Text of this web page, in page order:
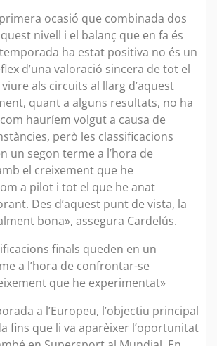
ocasió que combinada dos
nivell i el balanç que en fa és
ha estat positiva no és un
d’una valoració sincera de tot el
als circuits al llarg d’aquest
quant a alguns resultats, no ha
hauríem volgut a causa de
però les classificacions
un segon terme a l’hora de
el creixement que he
a pilot i tot el que he anat
Des d’aquest punt de vista, la
bona», assegura Cardelús.
finals queden en un
a l’hora de confrontar-se
que he experimentat»
a l’Europeu, l’objectiu principal
fins que li va aparèixer l’oportunitat